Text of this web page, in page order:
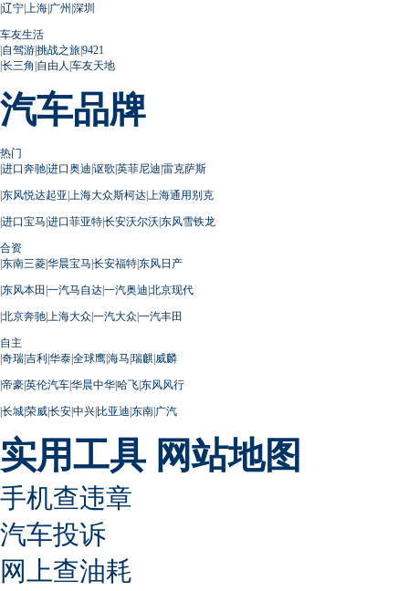
|辽宁| 上海|广州 |深圳
车友生活
|自驾游|挑战之旅|9421
|长三角 |自由人 |车友天地
汽车品牌
热门
|进口奔驰|进口奥迪|讴歌|英菲尼迪|雷克萨斯
|东风悦达起亚| 上海大众斯柯达| 上海通用别克
|进口宝马|进口菲亚特|长安沃尔沃|东风雪铁龙
合资
|东南三菱|华晨宝马|长安福特|东风日产
|东风本田 |一汽马自达|一汽奥迪|北京现代
|北京奔驰| 上海大众|一汽大众|一汽丰田
自主
|奇瑞|吉利|华泰|全球鹰|海马|瑞麒|威麟
|帝豪|英伦汽车|华晨中华|哈飞|东风风行
|长城|荣威|长安|中兴|比亚迪|东南|广汽
实用工具 网站地图
手机查违章
汽车投诉
网上查油耗